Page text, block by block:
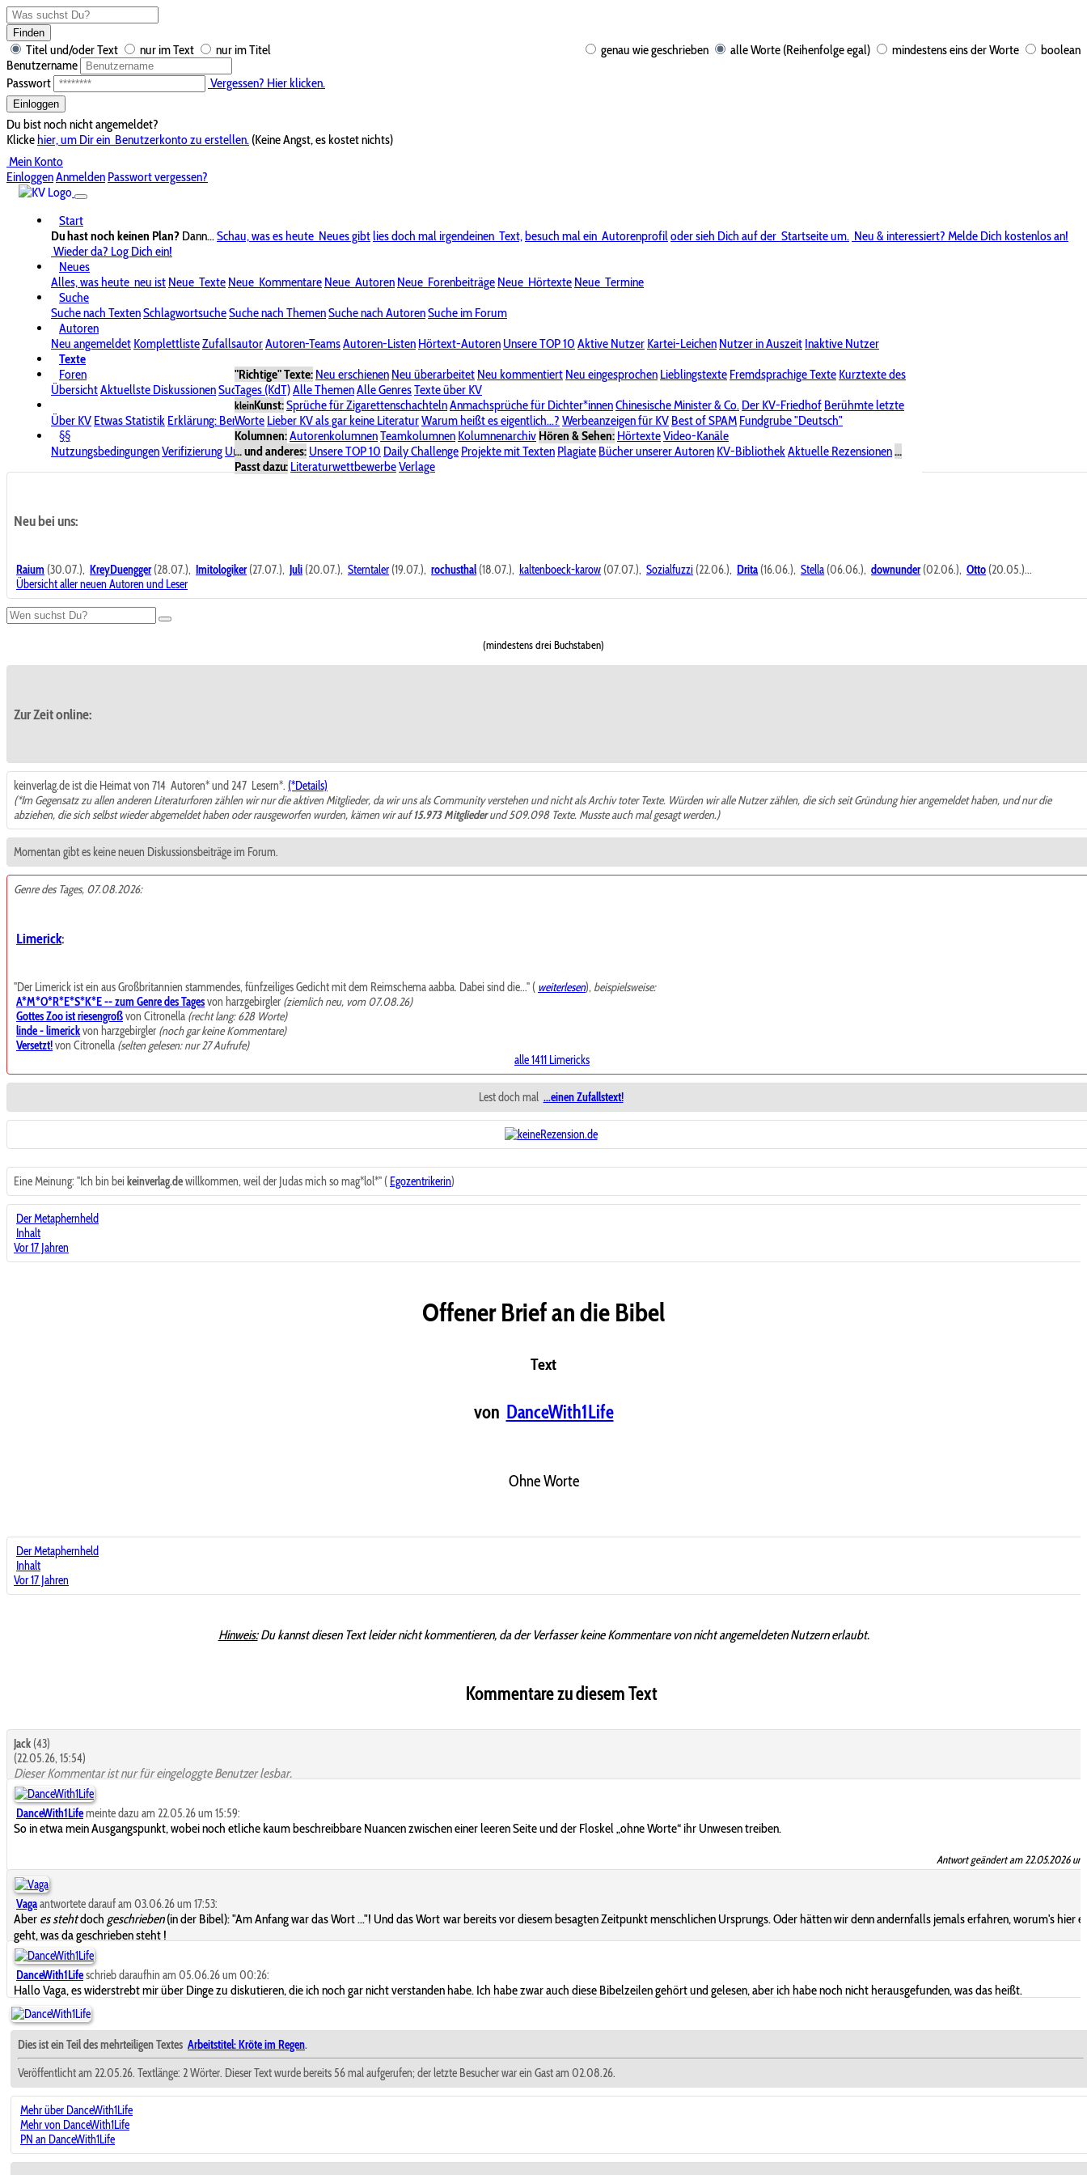
Finden
genau wie geschrieben alle Worte (Reihenfolge egal) mindestens eins der Worte boolean
Titel und/oder Text nur im Text
nur im Titel
Benutzername
Passwort
Vergessen? Hier klicken.
Einloggen
Du bist noch nicht angemeldet?
Klickehier, um Dir ein Benutzerkonto zu erstellen. (Keine Angst, es kostet nichts)
Mein Konto
EinloggenAnmelden Passwort vergessen?
Start
Du hast noch keinen Plan? Dann...Schau, was es heute Neues gibtlies doch mal irgendeinen Text,besuch mal ein Autorenprofiloder sieh Dich auf der Startseite um. Neu & interessiert? Melde Dich kostenlos an!
Wieder da? Log Dich ein!
Neues
Alles, was heute neu ist Neue Texte Neue Kommentare Neue Autoren Neue Forenbeiträge Neue Hörtexte Neue Termine
Suche
Suche nach TextenSchlagwortsucheSuche nach ThemenSuche nach AutorenSuche im Forum
Autoren
Neu angemeldet KomplettlisteZufallsautorAutoren-TeamsAutoren-Listen Hörtext-Autoren Unsere TOP 10 Aktive Nutzer Kartei-Leichen Nutzer in Auszeit Inaktive Nutzer
Texte
"Richtige" Texte: Neu erschienen Neu überarbeitet Neu kommentiert Neu eingesprochen Lieblingstexte Fremdsprachige Texte Kurztexte des
Tages (KdT)Alle ThemenAlle GenresTexte über KV
kleinKunst:Sprüche für ZigarettenschachtelnAnmachsprüche für Dichter*innenChinesische Minister & Co. Der KV-Friedhof Berühmte letzte
Worte Lieber KV als gar keine LiteraturWarum heißt es eigentlich...? Werbeanzeigen für KV Best of SPAM Fundgrube "Deutsch"
Kolumnen:AutorenkolumnenTeamkolumnen Kolumnenarchiv Hören & Sehen: HörtexteVideo-Kanäle
... und anderes: Unsere TOP 10 Daily Challenge Projekte mit Texten Plagiate Bücher unserer Autoren KV-BibliothekAktuelle Rezensionen...
Passt dazu: LiteraturwettbewerbeVerlage
Foren
ÜbersichtAktuellste DiskussionenSuche im ForumBereich "KV-Board"Bereich "Literatur & Schreiberei"
Über KV Etwas Statistik Erklärung: BenutzersymboleSpende für KV Unsere SpenderlisteAlle Wege führen zu KVPasswort vergessen?
§§
NutzungsbedingungenVerifizierung UrheberrechtAvatare & BilderStalkingDatenschutzerklärungImpressum
Neu bei uns:
Raium (30.07.), KreyDuengger(28.07.), Imitologiker(27.07.), Juli (20.07.), Sterntaler (19.07.), rochusthal (18.07.), kaltenboeck-karow (07.07.), Sozialfuzzi (22.06.), Drita (16.06.), Stella (06.06.), downunder(02.06.), Otto (20.05.)...
Übersicht aller neuen Autoren und Leser
(mindestens drei Buchstaben)
Zur Zeit online:
keinverlag.de ist die Heimat von 714 Autoren* und 247 Lesern*. (*Details)
(*Im Gegensatz zu allen anderen Literaturforen zählen wir nur die aktiven Mitglieder, da wir uns als Community verstehen und nicht als Archiv toter Texte. Würden wir alle Nutzer zählen, die sich seit Gründung hier angemeldet haben, und nur die
abziehen, die sich selbst wieder abgemeldet haben oder rausgeworfen wurden, kämen wir auf15.973 Mitgliederund 509.098 Texte. Musste auch mal gesagt werden.)
Momentan gibt es keine neuen Diskussionsbeiträge im Forum.
Genre des Tages, 07.08.2026:
Limerick:
"Der Limerick ist ein aus Großbritannien stammendes, fünfzeiliges Gedicht mit dem Reimschema aabba. Dabei sind die..." ( weiterlesen),beispielsweise:
A*M*O*R*E*S*K*E -- zum Genre des Tagesvon harzgebirgler (ziemlich neu, vom 07.08.26)
Gottes Zoo ist riesengroßvon Citronella (recht lang: 628 Worte)
linde - limerickvon harzgebirgler (noch gar keine Kommentare)
Versetzt!von Citronella (selten gelesen: nur 27 Aufrufe)
alle 1411 Limericks
Lest doch mal ...einen Zufallstext!
Eine Meinung: "Ich bin bei keinverlag.dewillkommen, weil der Judas mich so mag*lol*" ( Egozentrikerin)
Der Metaphernheld
Inhalt
Vor 17 Jahren
Offener Brief an die Bibel
Text
von DanceWith1Life
Ohne Worte
Der Metaphernheld
Inhalt
Vor 17 Jahren
Hinweis:Du kannst diesen Text leider nicht kommentieren, da der Verfasser keine Kommentare von nicht angemeldeten Nutzern erlaubt.
Kommentare zu diesem Text
Jack (43)
(22.05.26, 15:54)
Dieser Kommentar ist nur für eingeloggte Benutzer lesbar.
DanceWith1Lifemeinte dazu am 22.05.26 um 15:59:
So in etwa mein Ausgangspunkt, wobei noch etliche kaum beschreibbare Nuancen zwischen einer leeren Seite und der Floskel „ohne Worte“ ihr Unwesen treiben.
Antwort geändert am 22.05.2026 um
Vagaantwortete darauf am 03.06.26 um 17:53:
Aber es stehtdoch geschrieben(in der Bibel): "Am Anfang war das Wort ..."! Und das Wort war bereits vor diesem besagten Zeitpunkt menschlichen Ursprungs. Oder hätten wir denn andernfalls jemals erfahren, worum's hier
geht, was da geschrieben steht !
DanceWith1Lifeschrieb daraufhin am 05.06.26 um 00:26:
Hallo Vaga, es widerstrebt mir über Dinge zu diskutieren, die ich noch gar nicht verstanden habe. Ich habe zwar auch diese Bibelzeilen gehört und gelesen, aber ich habe noch nicht herausgefunden, was das heißt.
Dies ist ein Teil des mehrteiligen Textes Arbeitstitel: Kröte im Regen.
Veröffentlicht am 22.05.26. Textlänge: 2 Wörter. Dieser Text wurde bereits 56 mal aufgerufen; der letzte Besucher war ein Gast am 02.08.26.
Mehr über DanceWith1Life
Mehr von DanceWith1Life
PN an DanceWith1Life